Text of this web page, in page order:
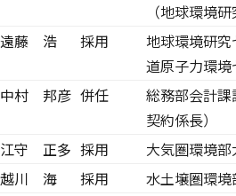
（地球環境
遠藤 浩
採用
地球環境研
道原子力環境
中村 邦彦 併任
総務部会計
契約係長）
江守 正多 採用
大気圏環境
越川 海
採用
水土壌圏環